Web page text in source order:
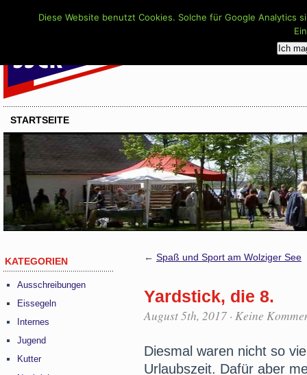
STARTSEITE
KATEGORIEN
Ausschreibungen
Eissegeln
Internes
Jugend
Kutter
← Spaß und Sport am Wolziger See
Yardstick, die 8.
August 5th, 2017 · Keine
Diesmal waren nicht so
Urlaubszeit. Dafür aber
Diese Website benutzt Cookies. Solche für Google
Ich